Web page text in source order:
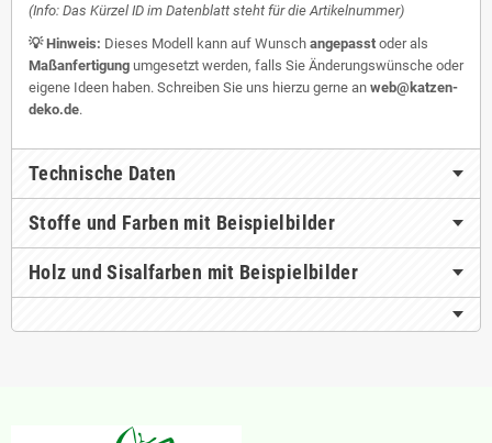
(Info: Das Kürzel ID im Datenblatt steht für die Artikelnummer)
💡 Hinweis: Dieses Modell kann auf Wunsch angepasst oder als
Maßanfertigung umgesetzt werden, falls Sie Änderungswünsche oder
eigene Ideen haben. Schreiben Sie uns hierzu gerne an web@katzen-
deko.de.
Technische Daten
Stoffe und Farben mit Beispielbilder
Holz und Sisalfarben mit Beispielbilder